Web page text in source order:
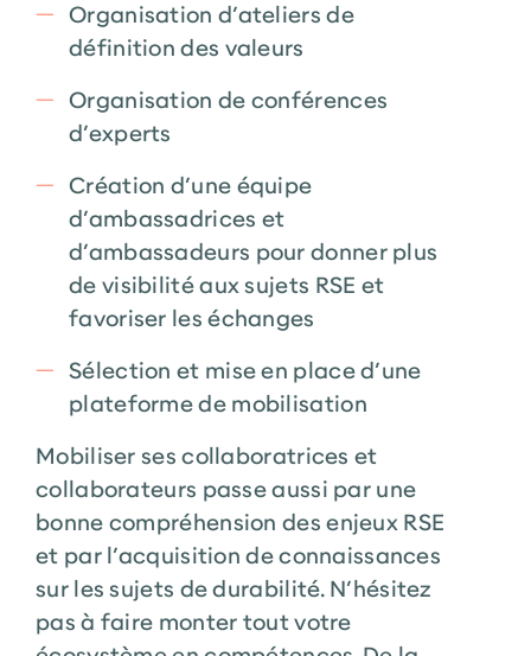
Organisation d’ateliers de
définition des valeurs
Organisation de conférences
d’experts
Création d’une équipe
d’ambassadrices et
d’ambassadeurs pour donner plus
de visibilité aux sujets RSE et
favoriser les échanges
Sélection et mise en place d’une
plateforme de mobilisation
Mobiliser ses collaboratrices et
collaborateurs passe aussi par une
bonne compréhension des enjeux RSE
et par l’acquisition de connaissances
sur les sujets de durabilité. N’hésitez
pas à faire monter tout votre